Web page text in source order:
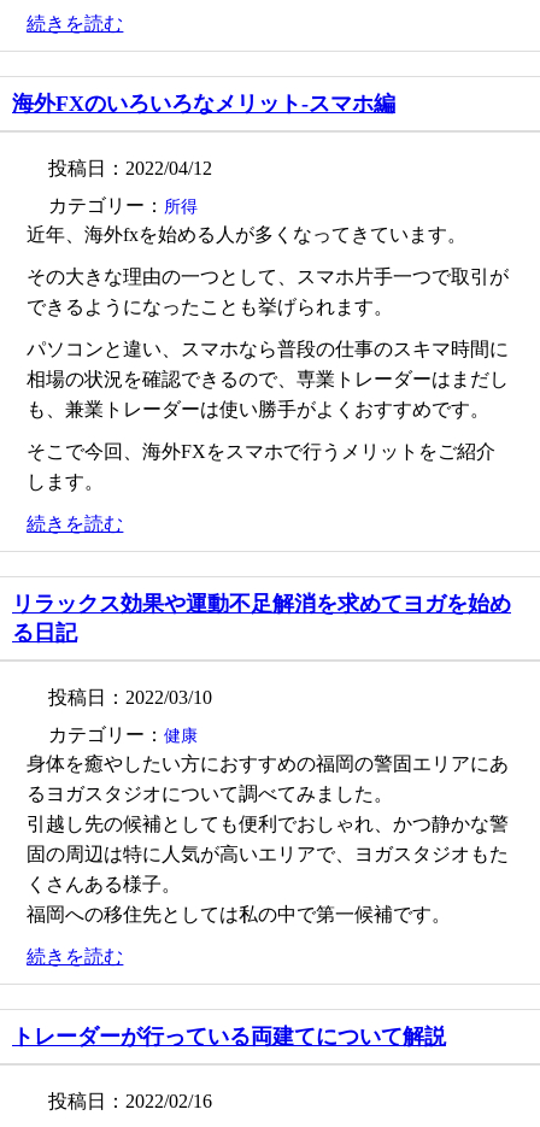
続きを読む
海外FXのいろいろなメリット-スマホ編
投稿日：2022/04/12
カテゴリー： 所得
近年、海外fxを始める人が多くなってきています。
その大きな理由の一つとして、スマホ片手一つで取引が
できるようになったことも挙げられます。
パソコンと違い、スマホなら普段の仕事のスキマ時間に
相場の状況を確認できるので、専業トレーダーはまだし
も、兼業トレーダーは使い勝手がよくおすすめです。
そこで今回、海外FXをスマホで行うメリットをご紹介
します。
続きを読む
リラックス効果や運動不足解消を求めてヨガを始め
る日記
投稿日：2022/03/10
カテゴリー： 健康
身体を癒やしたい方におすすめの福岡の警固エリアにあ
るヨガスタジオについて調べてみました。
引越し先の候補としても便利でおしゃれ、かつ静かな警
固の周辺は特に人気が高いエリアで、ヨガスタジオもた
くさんある様子。
福岡への移住先としては私の中で第一候補です。
続きを読む
トレーダーが行っている両建てについて解説
投稿日：2022/02/16